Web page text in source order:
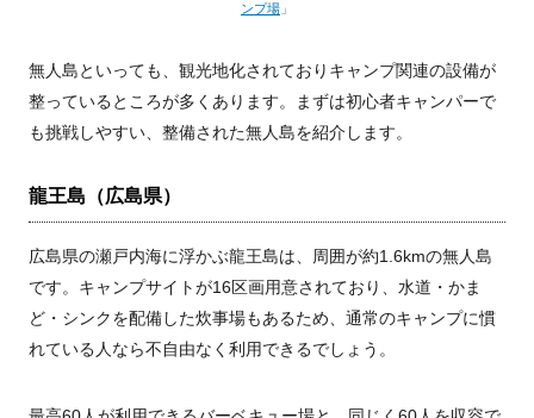
ンプ場 」
無人島といっても、観光地化されておりキャンプ関連の設備が
整っているところが多くあります。まずは初心者キャンパーで
も挑戦しやすい、整備された無人島を紹介します。
龍王島（広島県）
広島県の瀬戸内海に浮かぶ龍王島は、周囲が約1.6kmの無人島
です。キャンプサイトが16区画用意されており、水道・かま
ど・シンクを配備した炊事場もあるため、通常のキャンプに慣
れている人なら不自由なく利用できるでしょう。